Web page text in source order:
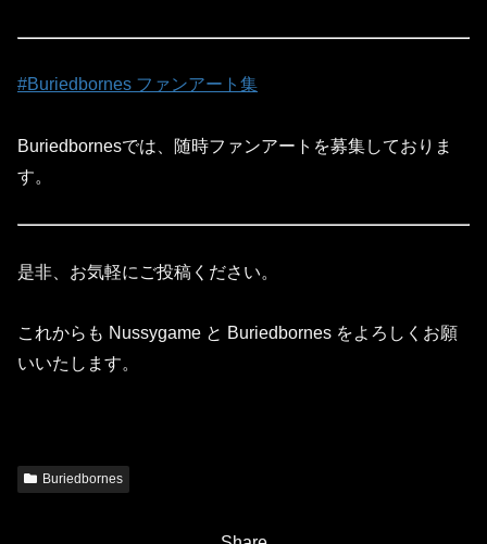
#Buriedbornes ファンアート集
Buriedbornesでは、随時ファンアートを募集しておりま
す。
是非、お気軽にご投稿ください。
これからも Nussygame と Buriedbornes をよろしくお願
いいたします。
Buriedbornes